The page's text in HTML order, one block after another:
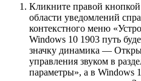
Кликните правой
области уведомлений
контекстного меню
Windows 10 1903 путь
значку динамика —
управления звуком в
параметры», а в Windows